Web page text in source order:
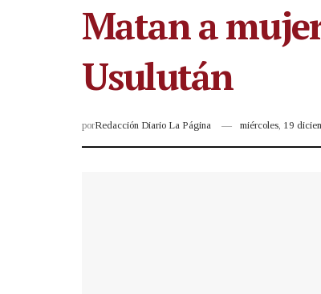
Matan a
Usulután
porRedacción Diario La Página miércoles, 19